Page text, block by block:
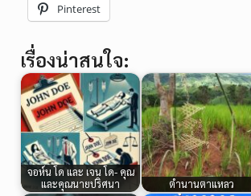
Pinterest
เรื่องน่าสนใจ:
จอห์น โด และ เจน โด- คุณ
และคุณนายปริศนา
ตำนานตาแหลว